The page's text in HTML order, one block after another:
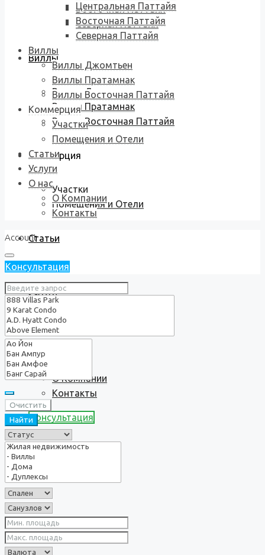
Восточная Паттайя
Северная Паттайя
Виллы
Виллы Джомтьен
Виллы Пратамнак
Виллы Восточная Паттайя
Коммерция
Участки
Помещения и Отели
Статьи
Услуги
О нас
О Компании
Контакты
Консультация
Центральная Паттайя
Восточная Паттайя
Северная Паттайя
Виллы
Виллы Джомтьен
Виллы Пратамнак
Виллы Восточная Паттайя
Коммерция
Участки
Помещения и Отели
Статьи
Услуги
О нас
О Компании
Контакты
Account
Консультация
Очистить
Найти